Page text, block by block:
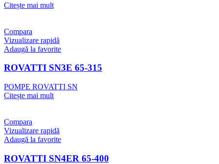
Citește mai mult
Compara
Vizualizare rapidă
Adaugă la favorite
ROVATTI SN3E 65-315
POMPE ROVATTI SN
Citește mai mult
Compara
Vizualizare rapidă
Adaugă la favorite
ROVATTI SN4ER 65-400